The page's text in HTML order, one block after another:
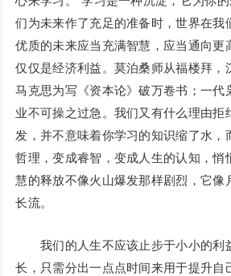
们为未来作了充足的准备时，世界在我
优质的未来应当充满智慧，应当通向更
仅仅是经济利益。莫泊桑师从福楼拜，
马克思为写《资本论》破万卷书；一代
业不可操之过急。我们又有什么理由拒
发，并不意味着你学习的知识缩了水，
哲理，变成睿智，变成人生的认知，悄
慧的释放不像火山爆发那样剧烈，它像
长流。
我们的人生不应该止步于小小的利
长，只需分出一点点时间来用于提升自